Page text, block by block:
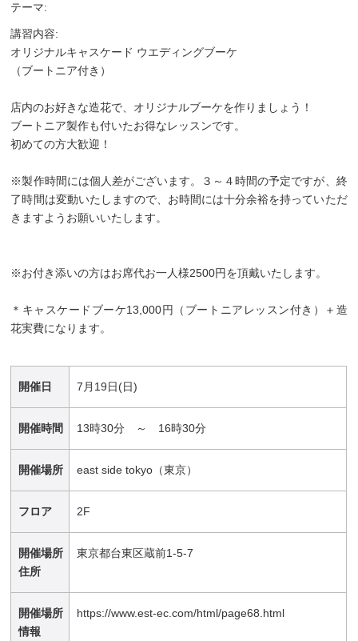
テーマ:
講習内容:
オリジナルキャスケード ウエディングブーケ
（ブートニア付き）
店内のお好きな造花で、オリジナルブーケを作りましょう！
ブートニア製作も付いたお得なレッスンです。
初めての方大歓迎！
※製作時間には個人差がございます。３～４時間の予定ですが、終
了時間は変動いたしますので、お時間には十分余裕を持っていただ
きますようお願いいたします。
※お付き添いの方はお席代お一人様2500円を頂戴いたします。
＊キャスケードブーケ13,000円（ブートニアレッスン付き）＋造
花実費になります。
開催日 7月19日(日)
開催時間 13時30分 ～ 16時30分
開催場所 east side tokyo（東京）
フロア 2F
開催場所
住所
東京都台東区蔵前1-5-7
開催場所
情報
https://www.est-ec.com/html/page68.html